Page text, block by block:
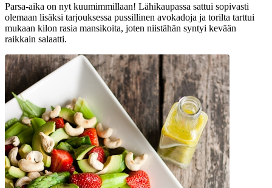
Parsa-aika on nyt kuumimmillaan! Lähikaupassa sattui sopivasti
olemaan lisäksi tarjouksessa pussillinen avokadoja ja torilta tarttui
mukaan kilon rasia mansikoita, joten niistähän syntyi kevään
raikkain salaatti.